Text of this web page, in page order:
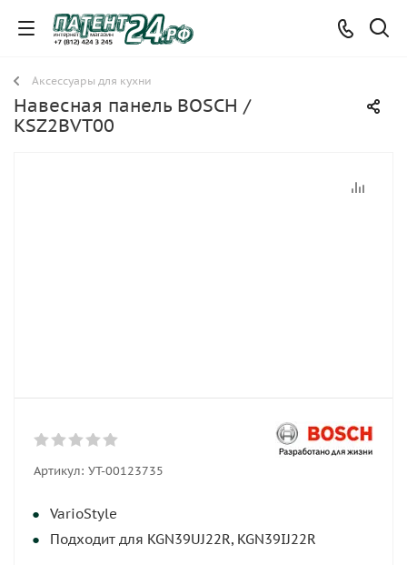
Аксессуары для кухни
Навесная панель BOSCH /
KSZ2BVT00
Артикул: УТ-00123735
VarioStyle
Подходит для KGN39UJ22R, KGN39IJ22R